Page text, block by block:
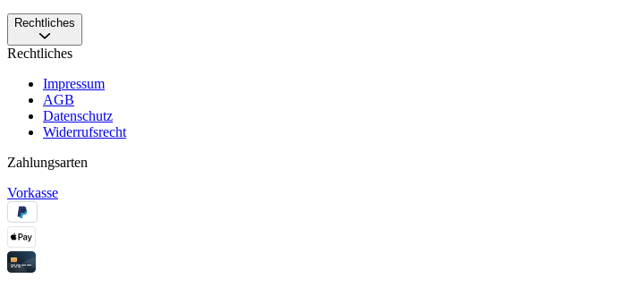
Rechtliches
Rechtliches
Impressum
AGB
Datenschutz
Widerrufsrecht
Zahlungsarten
Vorkasse